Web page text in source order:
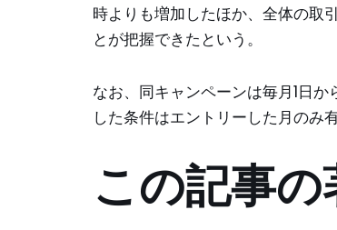
時よりも増加したほか、全体の取
とが把握できたという。
なお、同キャンペーンは毎月1日
した条件はエントリーした月のみ有
この記事